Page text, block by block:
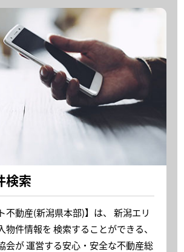
検索
不動産(新潟県本部)】は、 新潟エリ
物件情報を 検索することができる、
会が 運営する安心・安全な不動産総